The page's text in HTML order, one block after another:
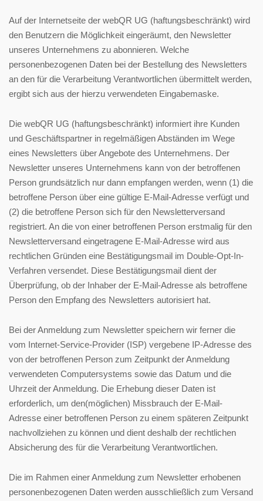
Auf der Internetseite der webQR UG (haftungsbeschränkt) wird
den Benutzern die Möglichkeit eingeräumt, den Newsletter
unseres Unternehmens zu abonnieren. Welche
personenbezogenen Daten bei der Bestellung des Newsletters
an den für die Verarbeitung Verantwortlichen übermittelt werden,
ergibt sich aus der hierzu verwendeten Eingabemaske.
Die webQR UG (haftungsbeschränkt) informiert ihre Kunden
und Geschäftspartner in regelmäßigen Abständen im Wege
eines Newsletters über Angebote des Unternehmens. Der
Newsletter unseres Unternehmens kann von der betroffenen
Person grundsätzlich nur dann empfangen werden, wenn (1) die
betroffene Person über eine gültige E-Mail-Adresse verfügt und
(2) die betroffene Person sich für den Newsletterversand
registriert. An die von einer betroffenen Person erstmalig für den
Newsletterversand eingetragene E-Mail-Adresse wird aus
rechtlichen Gründen eine Bestätigungsmail im Double-Opt-In-
Verfahren versendet. Diese Bestätigungsmail dient der
Überprüfung, ob der Inhaber der E-Mail-Adresse als betroffene
Person den Empfang des Newsletters autorisiert hat.
Bei der Anmeldung zum Newsletter speichern wir ferner die
vom Internet-Service-Provider (ISP) vergebene IP-Adresse des
von der betroffenen Person zum Zeitpunkt der Anmeldung
verwendeten Computersystems sowie das Datum und die
Uhrzeit der Anmeldung. Die Erhebung dieser Daten ist
erforderlich, um den(möglichen) Missbrauch der E-Mail-
Adresse einer betroffenen Person zu einem späteren Zeitpunkt
nachvollziehen zu können und dient deshalb der rechtlichen
Absicherung des für die Verarbeitung Verantwortlichen.
Die im Rahmen einer Anmeldung zum Newsletter erhobenen
personenbezogenen Daten werden ausschließlich zum Versand